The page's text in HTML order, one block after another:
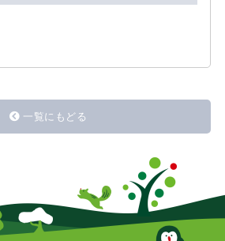
一覧にもどる